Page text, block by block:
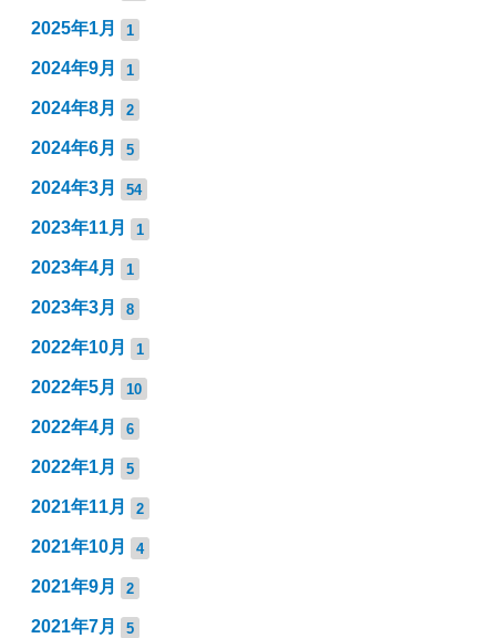
2025年1月 1
2024年9月 1
2024年8月 2
2024年6月 5
2024年3月 54
2023年11月 1
2023年4月 1
2023年3月 8
2022年10月 1
2022年5月 10
2022年4月 6
2022年1月 5
2021年11月 2
2021年10月 4
2021年9月 2
2021年7月 5